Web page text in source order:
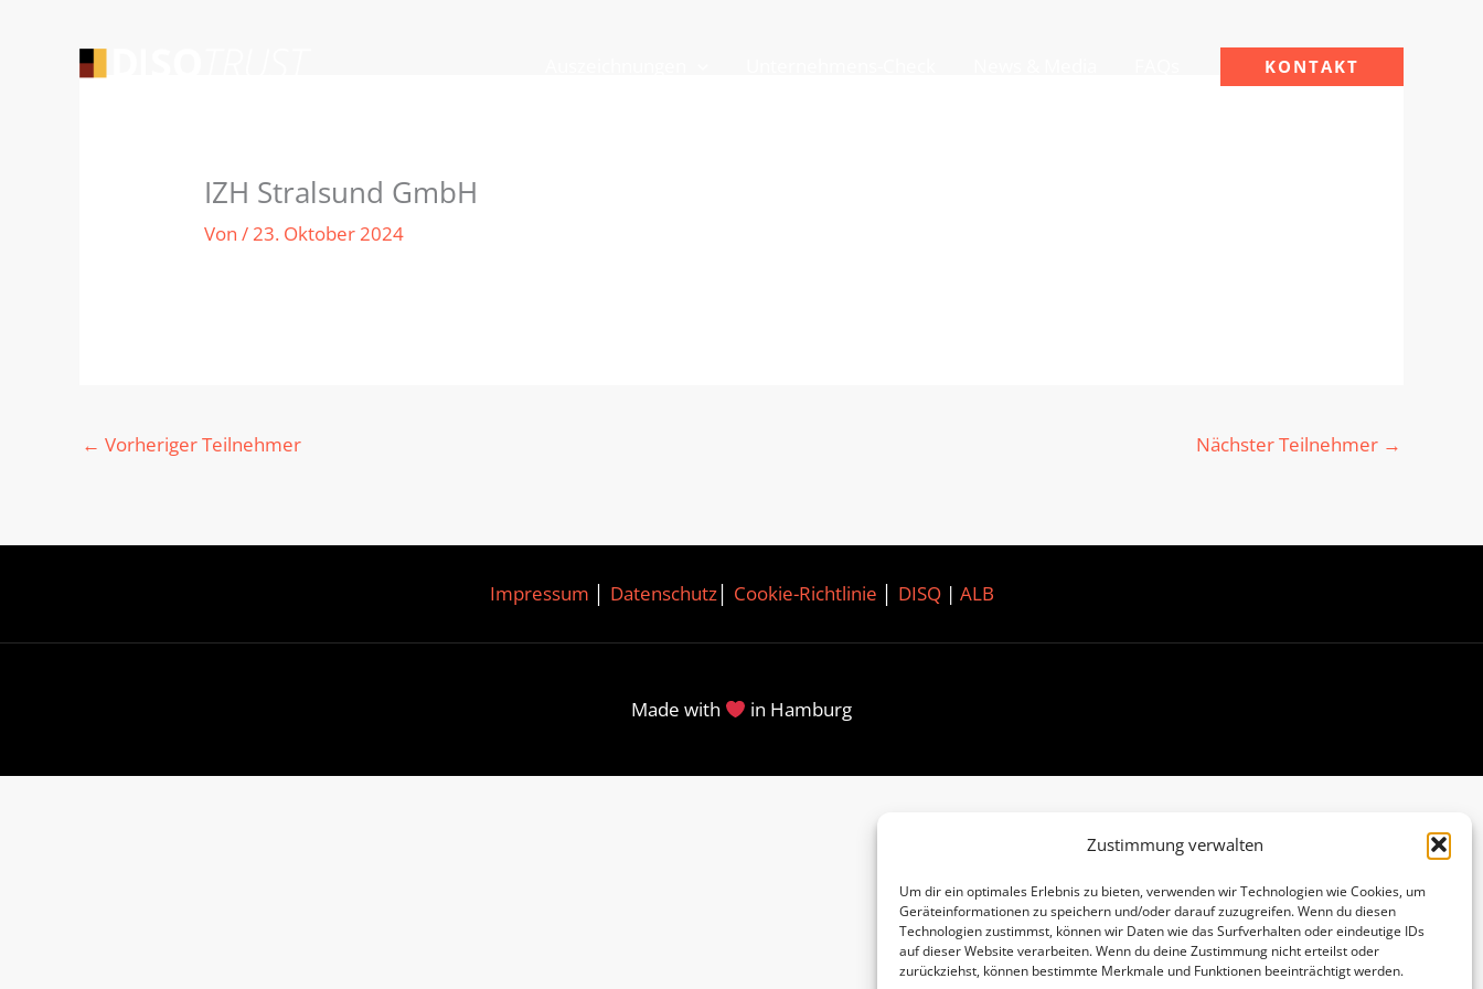
Zustimmung verwalten
Um dir ein optimales Erlebnis zu bieten, verwenden wir Technologien wie Cookies, um
Geräteinformationen zu speichern und/oder darauf zuzugreifen. Wenn du diesen
Technologien zustimmst, können wir Daten wie das Surfverhalten oder eindeutige IDs
auf dieser Website verarbeiten. Wenn du deine Zustimmung nicht erteilst oder
zurückziehst, können bestimmte Merkmale und Funktionen beeinträchtigt werden.
KONTAKT
IZH Stralsund GmbH
Von/23. Oktober 2024
← Vorheriger Teilnehmer Nächster Teilnehmer →
Impressum Datenschutz│ Cookie-Richtlinie DISQ| ALB
Made with in Hamburg